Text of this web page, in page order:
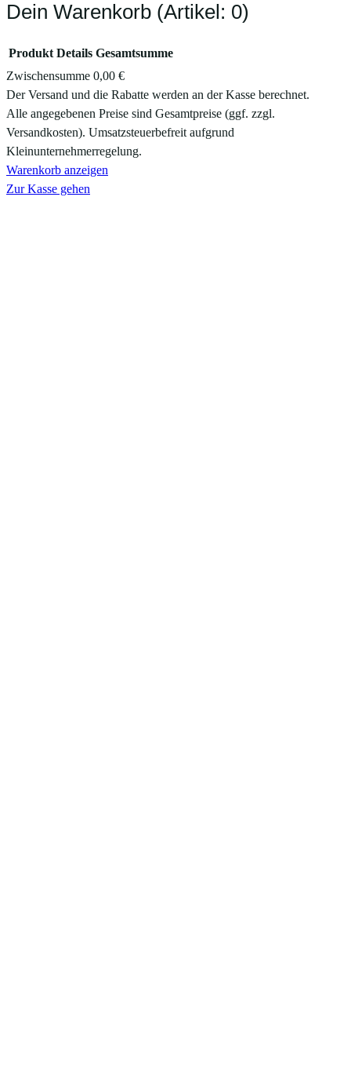
Dein Warenkorb (Artikel: 0)
Produkte
im
Warenkorb
Produkt Details Gesamtsumme
Zwischensumme 0,00 €
Der Versand und die Rabatte werden an der Kasse berechnet.
Alle angegebenen Preise sind Gesamtpreise (ggf. zzgl.
Versandkosten). Umsatzsteuerbefreit aufgrund
Kleinunternehmerregelung.
Warenkorb anzeigen
Zur Kasse gehen